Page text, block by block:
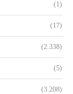
(1)
(17)
(2.338)
(5)
(3.208)